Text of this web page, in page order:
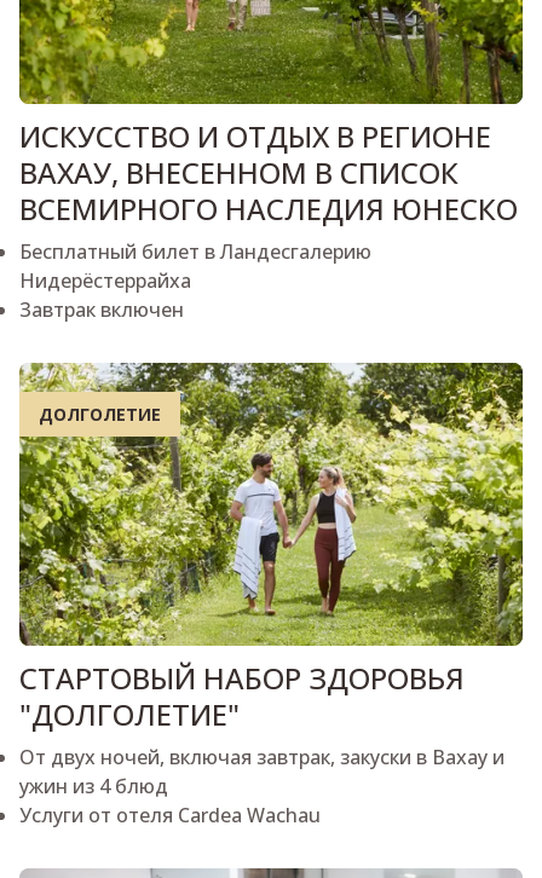
ИСКУССТВО И ОТДЫХ В РЕГИОНЕ
ВАХАУ, ВНЕСЕННОМ В СПИСОК
ВСЕМИРНОГО НАСЛЕДИЯ ЮНЕСКО
Бесплатный билет в Ландесгалерию
Нидерёстеррайха
Завтрак включен
ДОЛГОЛЕТИЕ
СТАРТОВЫЙ НАБОР ЗДОРОВЬЯ
"ДОЛГОЛЕТИЕ"
От двух ночей, включая завтрак, закуски в Вахау и
ужин из 4 блюд
Услуги от отеля Cardea Wachau